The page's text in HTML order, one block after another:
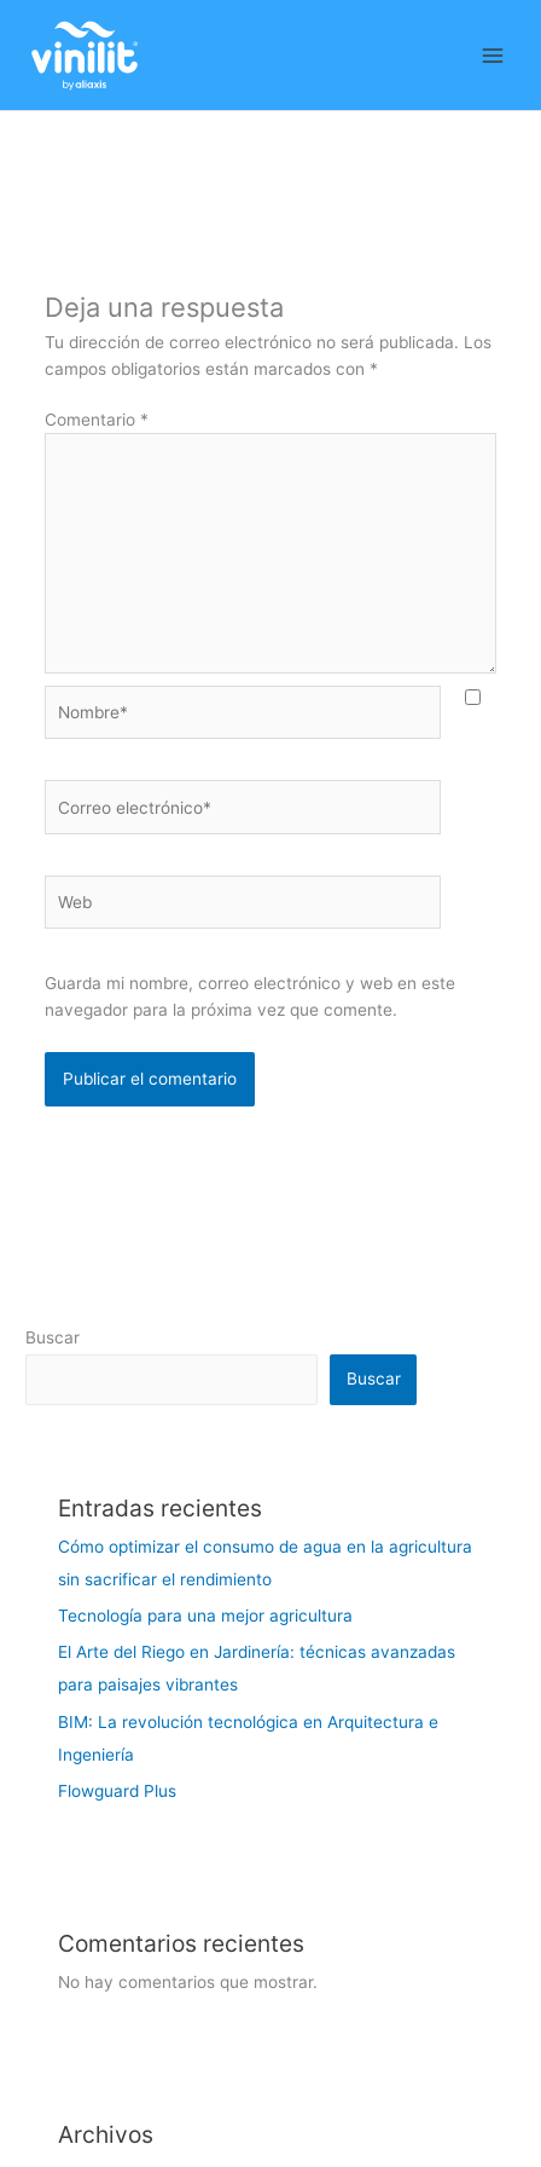
contenido
Deja una respuesta
Tu dirección de correo electrónico no será publicada. Los
campos obligatorios están marcados con *
Comentario *
electrónico*
Guarda mi nombre, correo electrónico y web en este
navegador para la próxima vez que comente.
Buscar
Buscar
Entradas recientes
Cómo optimizar el consumo de agua en la agricultura
sin sacrificar el rendimiento
Tecnología para una mejor agricultura
El Arte del Riego en Jardinería: técnicas avanzadas
para paisajes vibrantes
BIM: La revolución tecnológica en Arquitectura e
Ingeniería
Flowguard Plus
Comentarios recientes
No hay comentarios que mostrar.
Archivos